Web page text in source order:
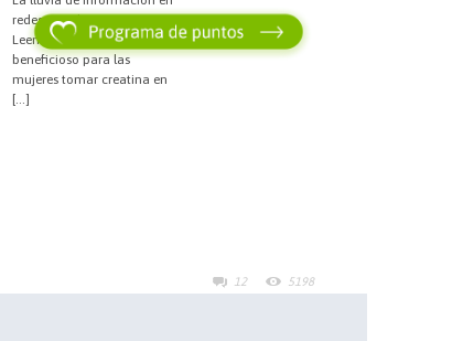
12 5198
redes sociales es incesante.
Leemos que puede ser
beneficioso para las
mujeres tomar creatina en
[…]